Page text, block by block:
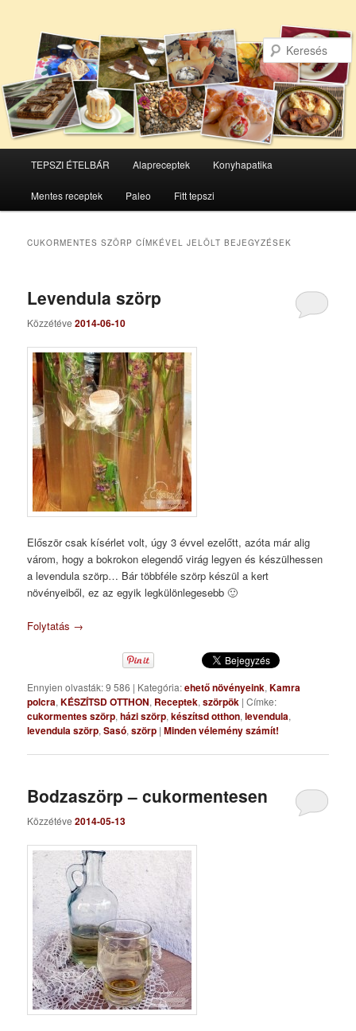
Tovább
az
Tovább
a
TEPSZI ÉTELBÁR Alapreceptek Konyhapatika
Mentes receptek Paleo Fitt tepszi
CUKORMENTES SZÖRP CÍMKÉVEL JELÖLT BEJEGYZÉSEK
Levendula szörp
Közzétéve2014-06-10
Először csak kísérlet volt, úgy 3 évvel ezelőtt, azóta már alig
várom, hogy a bokrokon elegendő virág legyen és készülhessen
a levendula szörp… Bár többféle szörp készül a kert
növényeiből, ez az egyik legkülönlegesebb 🙂
Folytatás →
Ennyien olvasták: 9 586 | Kategória:ehető növényeink,Kamra
polcra,KÉSZÍTSD OTTHON, Receptek,szörpök |Címke:
cukormentes szörp,házi szörp,készítsd otthon,levendula,
levendula szörp,Sasó,szörp |Minden vélemény számít!
Bodzaszörp – cukormentesen
Közzétéve2014-05-13